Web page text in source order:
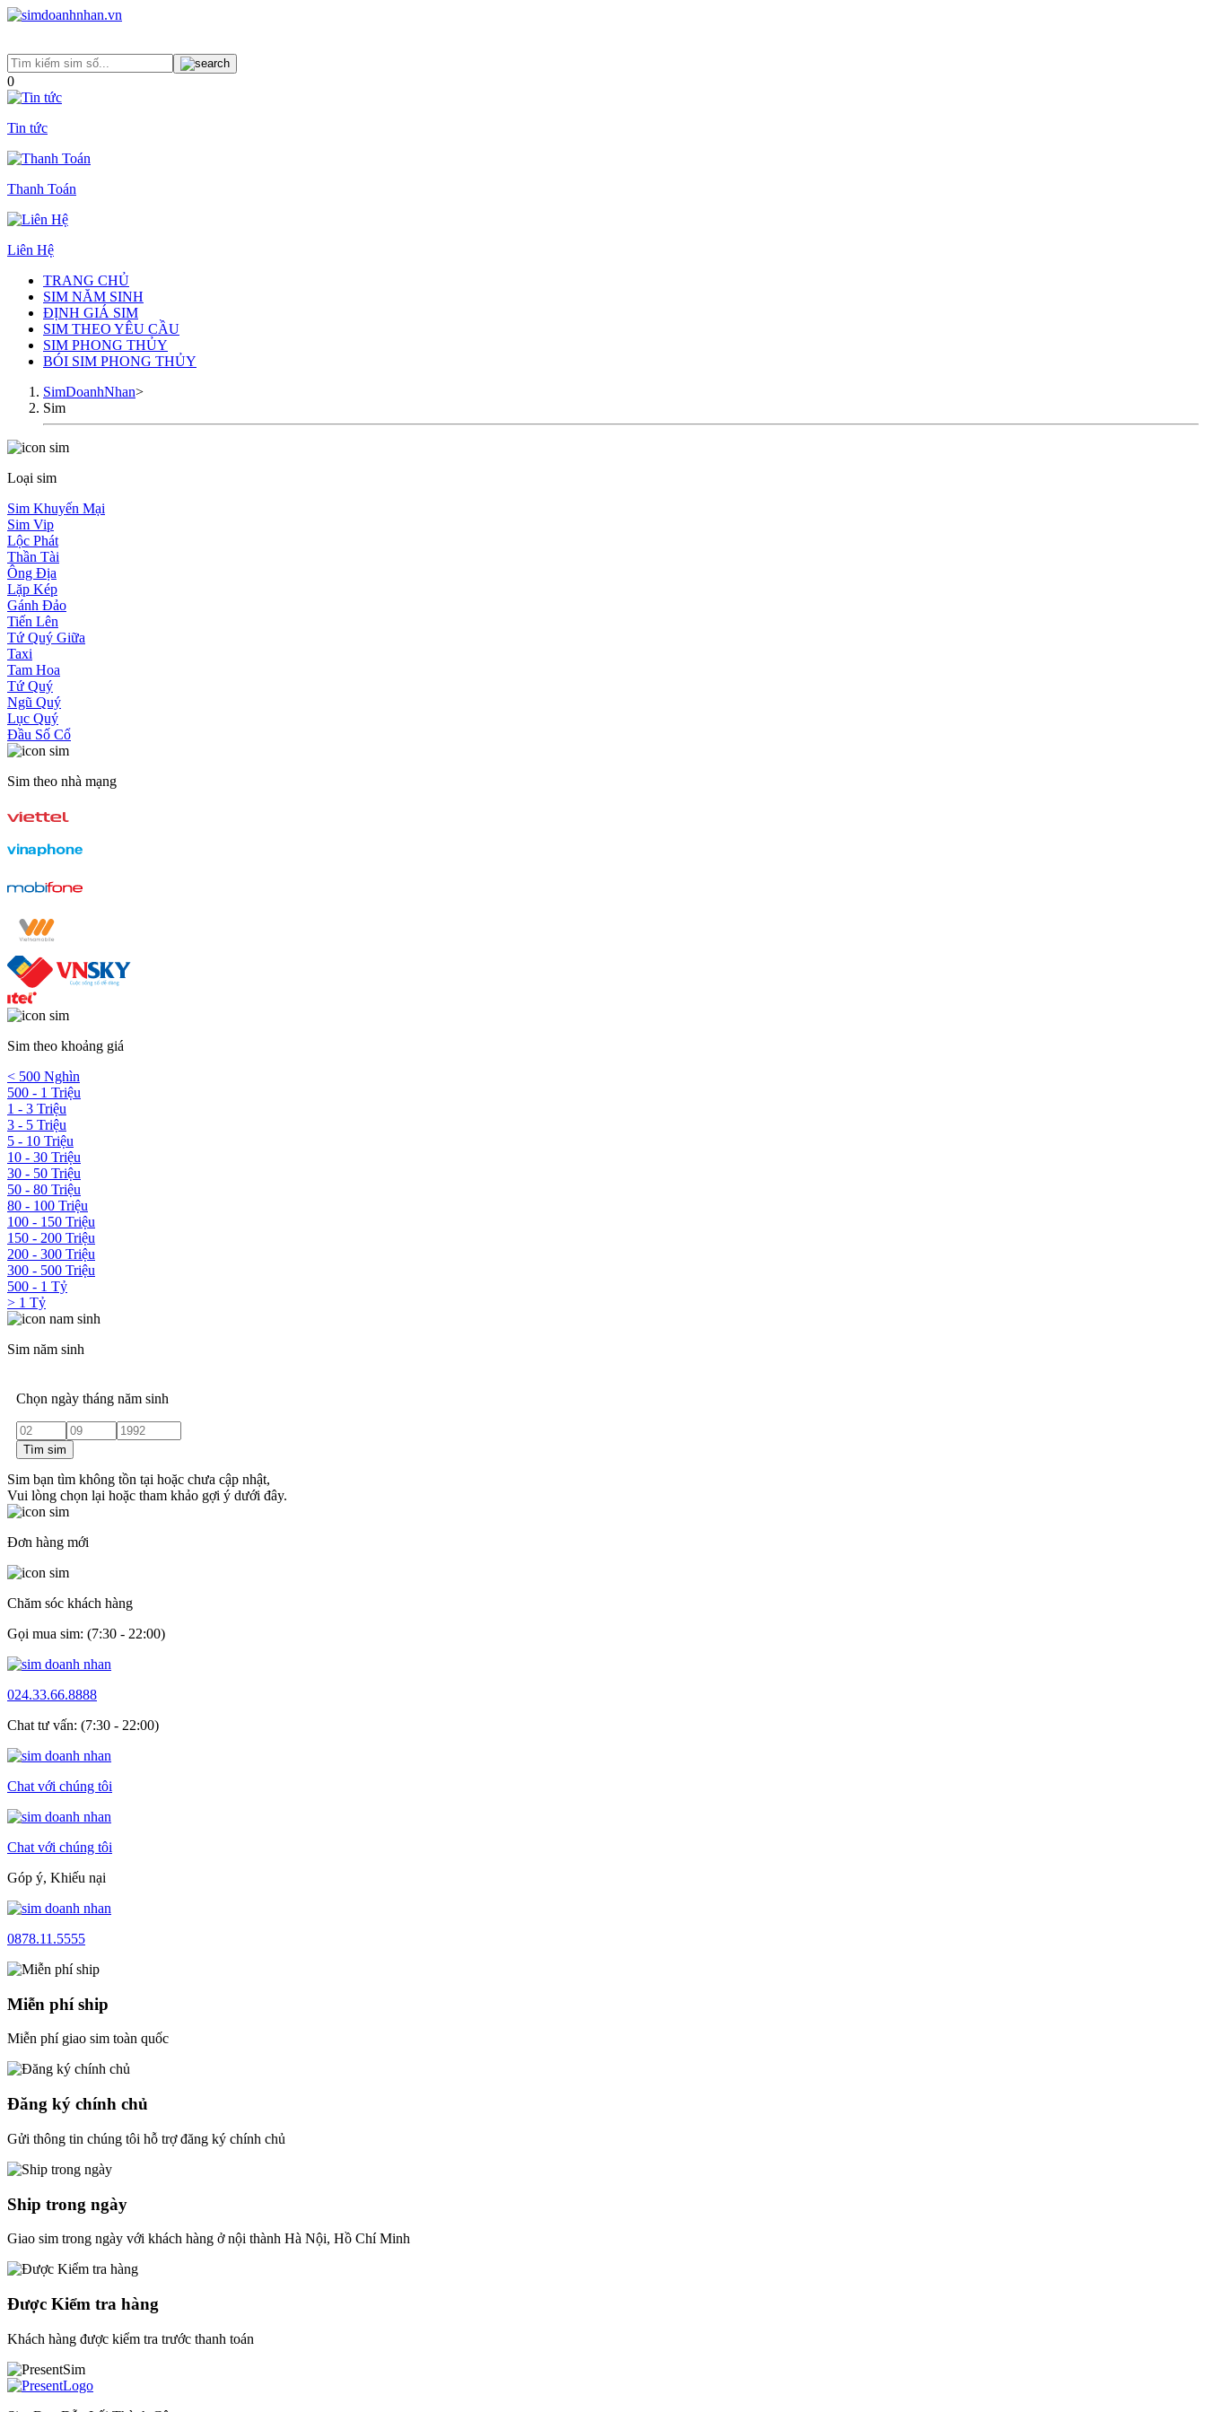
0
Tin tức
Thanh Toán
Liên Hệ
TRANG CHỦ
SIM NĂM SINH
ĐỊNH GIÁ SIM
SIM THEO YÊU CẦU
SIM PHONG THỦY
BÓI SIM PHONG THỦY
SimDoanhNhan>
Sim
Loại sim
Sim Khuyến Mại
Sim Vip
Lộc Phát
Thần Tài
Ông Địa
Lặp Kép
Gánh Đảo
Tiến Lên
Tứ Quý Giữa
Taxi
Tam Hoa
Tứ Quý
Ngũ Quý
Lục Quý
Đầu Số Cổ
Sim theo nhà mạng
Sim theo khoảng giá
< 500 Nghìn
500 - 1 Triệu
1 - 3 Triệu
3 - 5 Triệu
5 - 10 Triệu
10 - 30 Triệu
30 - 50 Triệu
50 - 80 Triệu
80 - 100 Triệu
100 - 150 Triệu
150 - 200 Triệu
200 - 300 Triệu
300 - 500 Triệu
500 - 1 Tỷ
> 1 Tỷ
Sim năm sinh
Chọn ngày tháng năm sinh
Tìm sim
Sim bạn tìm không tồn tại hoặc chưa cập nhật,
Vui lòng chọn lại hoặc tham khảo gợi ý dưới đây.
Đơn hàng mới
Chăm sóc khách hàng
Gọi mua sim: (7:30 - 22:00)
024.33.66.8888
Chat tư vấn: (7:30 - 22:00)
Chat với chúng tôi
Chat với chúng tôi
Góp ý, Khiếu nại
0878.11.5555
Miễn phí ship
Miễn phí giao sim toàn quốc
Đăng ký chính chủ
Gửi thông tin chúng tôi hỗ trợ đăng ký chính chủ
Ship trong ngày
Giao sim trong ngày với khách hàng ở nội thành Hà Nội, Hồ Chí Minh
Được Kiểm tra hàng
Khách hàng được kiểm tra trước thanh toán